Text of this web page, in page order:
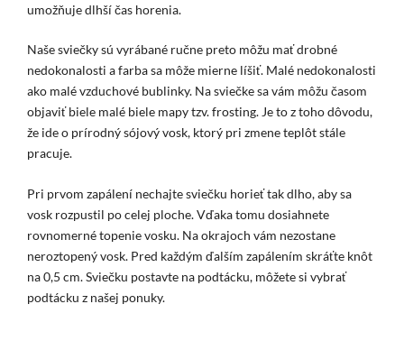
umožňuje dlhší čas horenia.
Naše sviečky sú vyrábané ručne preto môžu mať drobné
nedokonalosti a farba sa môže mierne líšiť. Malé nedokonalosti
ako malé vzduchové bublinky. Na sviečke sa vám môžu časom
objaviť biele malé biele mapy tzv. frosting. Je to z toho dôvodu,
že ide o prírodný sójový vosk, ktorý pri zmene teplôt stále
pracuje.
Pri prvom zapálení nechajte sviečku horieť tak dlho, aby sa
vosk rozpustil po celej ploche. Vďaka tomu dosiahnete
rovnomerné topenie vosku. Na okrajoch vám nezostane
neroztopený vosk. Pred každým ďalším zapálením skráťte knôt
na 0,5 cm. Sviečku postavte na podtácku, môžete si vybrať
podtácku z našej ponuky.